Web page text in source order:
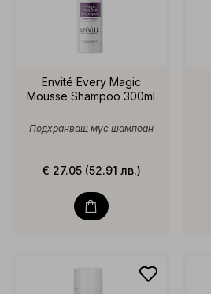
Envité Every Magic
Mousse Shampoo 300ml
Подхранващ мус шампоан
€ 27.05 (52.91 лв.)